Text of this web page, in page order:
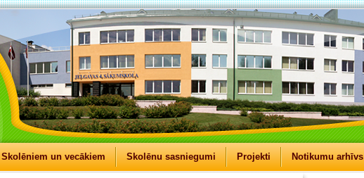
Skolēniem un vecākiem Skolēnu sasniegumi Projekti Notikumu arhīvs